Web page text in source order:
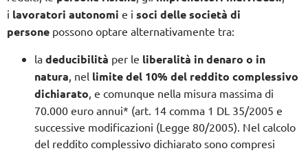
i lavoratori autonomi e i soci dellesocietà di
persone possono optare alternativamente tra:
la deducibilità per le liberalità in denaro o in
natura , nel limite del 10% del reddito complessivo
dichiarato , e comunque nella misura massima di
70.000 euro annui* (art. 14 comma 1 DL 35/2005 e
successive modificazioni (Legge 80/2005). Nel calcolo
del reddito complessivo dichiarato sono compresi